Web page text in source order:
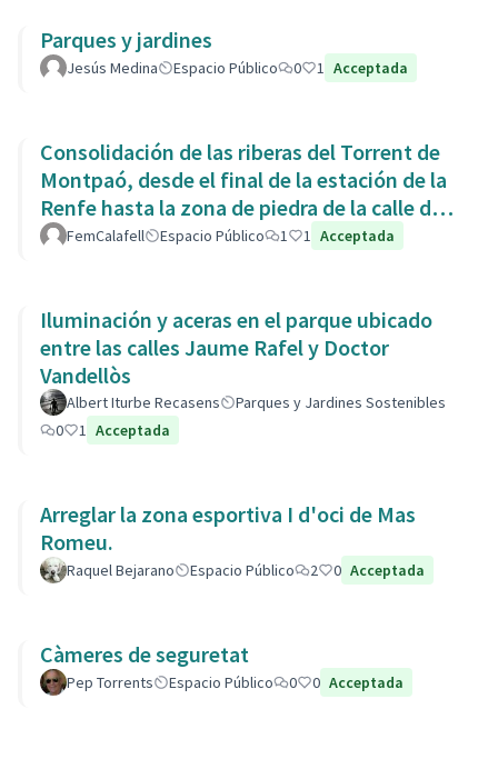
Parques y jardines
Jesús Medina Espacio Público 0 1 Acceptada
Consolidación de las riberas del Torrent de
Montpaó, desde el final de la estación de la
Renfe hasta la zona de piedra de la calle de
L’Estany.
FemCalafell Espacio Público 1 1 Acceptada
Iluminación y aceras en el parque ubicado
entre las calles Jaume Rafel y Doctor
Vandellòs
Albert Iturbe Recasens
Parques y Jardines Sostenibles
0
1 Acceptada
Arreglar la zona esportiva I d'oci de Mas
Romeu.
Raquel Bejarano Espacio Público 2 0 Acceptada
Càmeres de seguretat
Pep Torrents Espacio Público 0 0 Acceptada